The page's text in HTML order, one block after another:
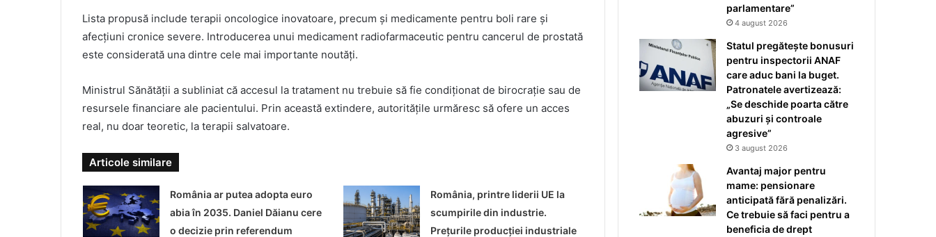
Lista propusă include terapii oncologice inovatoare, precum și medicamente pentru boli rare și
afecțiuni cronice severe. Introducerea unui medicament radiofarmaceutic pentru cancerul de prostată
este considerată una dintre cele mai importante noutăți.
Ministrul Sănătății a subliniat că accesul la tratament nu trebuie să fie condiționat de birocrație sau de
resursele financiare ale pacientului. Prin această extindere, autoritățile urmăresc să ofere un acces
real, nu doar teoretic, la terapii salvatoare.
Articole similare
România ar putea adopta euro
abia în 2035. Daniel Dăianu cere
o decizie prin referendum
România, printre liderii UE la
scumpirile din industrie.
Prețurile producției industriale
parlamentare”
4 august 2026
Statul pregătește bonusuri
pentru inspectorii ANAF
care aduc bani la buget.
Patronatele avertizează:
„Se deschide poarta către
abuzuri și controale
agresive”
3 august 2026
Avantaj major pentru
mame: pensionare
anticipată fără penalizări.
Ce trebuie să faci pentru a
beneficia de drept